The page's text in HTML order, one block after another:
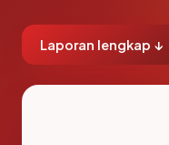
Laporan lengkap ↓